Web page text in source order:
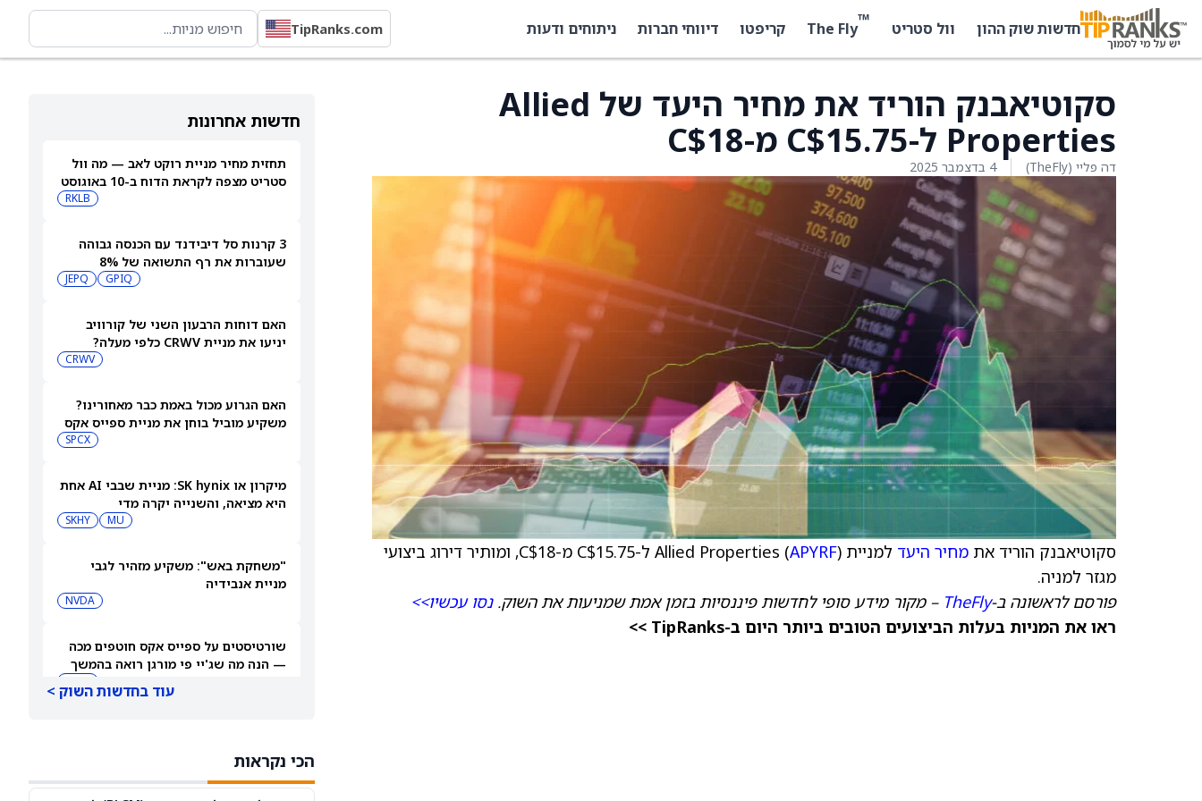
חדשות שוק ההון וול סטריט ™
The Fly קריפטו דיווחי חברות ניתוחים ודעות TipRanks.com
חדשות אחרונות
תחזית מחיר מניית רוקט לאב — מה וול
סטריט מצפה לקראת הדוח ב-10 באוגוסט
RKLB
3 קרנות סל דיבידנד עם הכנסה גבוהה
שעוברות את רף התשואה של 8%
GPIQ
JEPQ
האם דוחות הרבעון השני של קורוויב
יניעו את מניית CRWV כלפי מעלה?
CRWV
האם הגרוע מכול באמת כבר מאחורינו?
משקיע מוביל בוחן את מניית ספייס אקס
SPCX
מיקרון או SK hynix: מניית שבבי AI אחת
היא מציאה, והשנייה יקרה מדי
MU
SKHY
"משחקת באש": משקיע מזהיר לגבי
מניית אנבידיה
NVDA
שורטיסטים על ספייס אקס חוטפים מכה
— הנה מה שג'יי פי מורגן רואה בהמשך
הבא… אבל המותג Cursor עלול להיעלם
עוד בחדשות השוק >
הכי נקראות
סקוטיאבנק הוריד את מחיר היעד של Allied
Properties ל-‏C$15.75 מ-‏C$18
דה פליי (TheFly) 4 בדצמבר 2025
סקוטיאבנק הוריד את מחיר היעד למניית Allied Properties ( APYRF
) ל-‏C$15.75 מ-‏C$18, ומותיר דירוג ביצועי
מגזר למניה.
פורסם לראשונה ב-TheFly – מקור מידע סופי לחדשות פיננסיות בזמן אמת שמניעות את השוק.נסו עכשיו>>
ראו את המניות בעלות הביצועים הטובים ביותר היום ב-TipRanks >>